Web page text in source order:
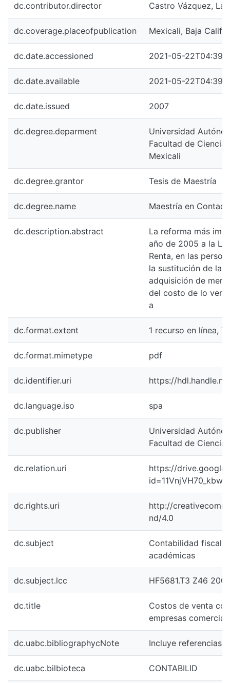
dc.contributor.director Castro Vázquez,
dc.coverage.placeofpublication Mexicali, Baja
dc.date.accessioned 2021-05-
dc.date.available 2021-05-
dc.date.issued 2007
dc.degree.deparment
Universidad
Facultad de
Mexicali
dc.degree.grantor Tesis de Maestría
dc.degree.name Maestría en
dc.description.abstract
La reforma más
año de 2005 a la
Renta, en las
la sustitución de la
adquisición de
del costo de lo
a
dc.format.extent 1 recurso en línea,
dc.format.mimetype pdf
dc.identifier.uri https://
dc.language.iso spa
dc.publisher
Universidad
Facultad de
dc.relation.uri
https://
dc.rights.uri
http://
nd/4.0
dc.subject
Contabilidad fiscal
académicas
dc.subject.lcc HF5681.T3 Z46 2007
dc.title
Costos de venta
empresas
dc.uabc.bibliographycNote Incluye referencias
dc.uabc.bilbioteca CONTABILID